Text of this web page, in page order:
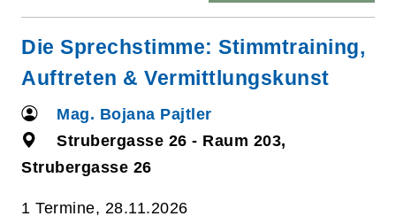
Die Sprechstimme: Stimmtraining,
Auftreten & Vermittlungskunst
Mag. Bojana Pajtler
Strubergasse 26 - Raum 203,
Strubergasse 26
1 Termine, 28.11.2026